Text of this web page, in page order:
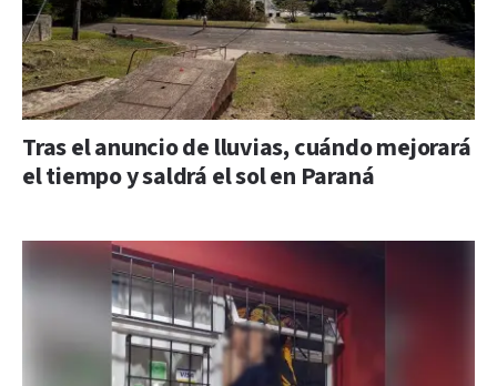
Tras el anuncio de lluvias, cuándo mejorará
el tiempo y saldrá el sol en Paraná